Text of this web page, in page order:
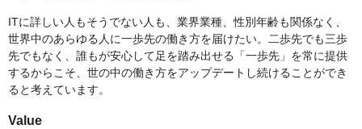
ITに詳しい人もそうでない人も、業界業種、性別年齢も関係なく、
世界中のあらゆる人に一歩先の働き方を届けたい。二歩先でも三歩
先でもなく、誰もが安心して足を踏み出せる「一歩先」を常に提供
するからこそ、世の中の働き方をアップデートし続けることができ
ると考えています。
Value